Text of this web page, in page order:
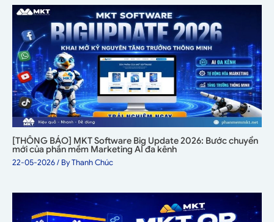
[THÔNG BÁO] MKT Software Big Update 2026: Bước chuyển
mới của phần mềm Marketing AI đa kênh
22-05-2026/ ByThanh Chúc